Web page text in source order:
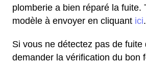
plomberie a bien réparé la fuite.
modèle à envoyer en cliquant ici.
Si vous ne détectez pas de fuite
demander la vérification du bon